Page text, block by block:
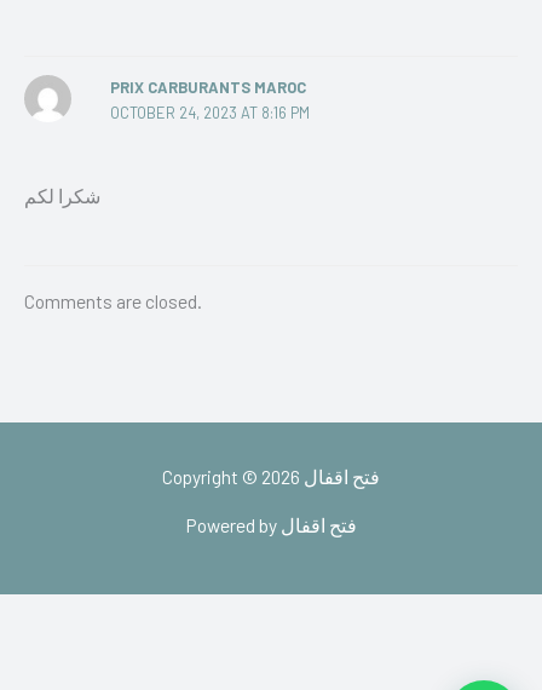
PRIX CARBURANTS MAROC
OCTOBER 24, 2023 AT 8:16 PM
شكرا لكم
Comments are closed.
Copyright © 2026 فتح اقفال
Powered by فتح اقفال